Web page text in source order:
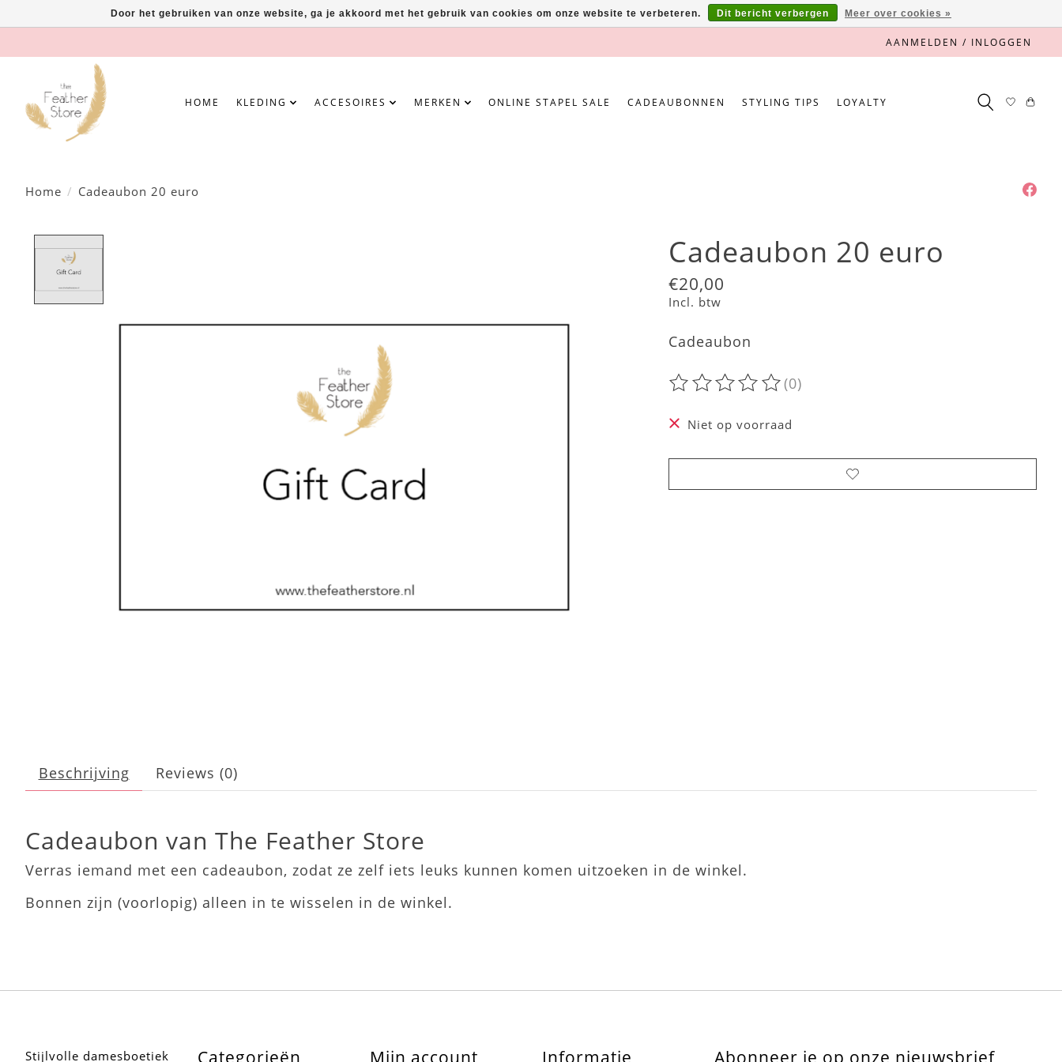
AANMELDEN / INLOGGEN
HOME KLEDING ACCESOIRES MERKEN ONLINE STAPEL SALE CADEAUBONNEN STYLING TIPS LOYALTY
Home / Cadeaubon 20 euro
Cadeaubon 20 euro
€20,00
Incl. btw
Cadeaubon
De beoordeling van dit product is
(0)
Niet op voorraad
Beschrijving Reviews (0)
Cadeaubon van The Feather Store
Verras iemand met een cadeaubon, zodat ze zelf iets leuks kunnen komen uitzoeken in de winkel.
Bonnen zijn (voorlopig) alleen in te wisselen in de winkel.
Stijlvolle damesboetiek
Categorieën Mijn account Informatie Abonneer je op onze nieuwsbrief
Door het gebruiken van onze website, ga je akkoord met het gebruik van cookies om onze website te verbeteren. Dit bericht verbergen Meer over cookies »